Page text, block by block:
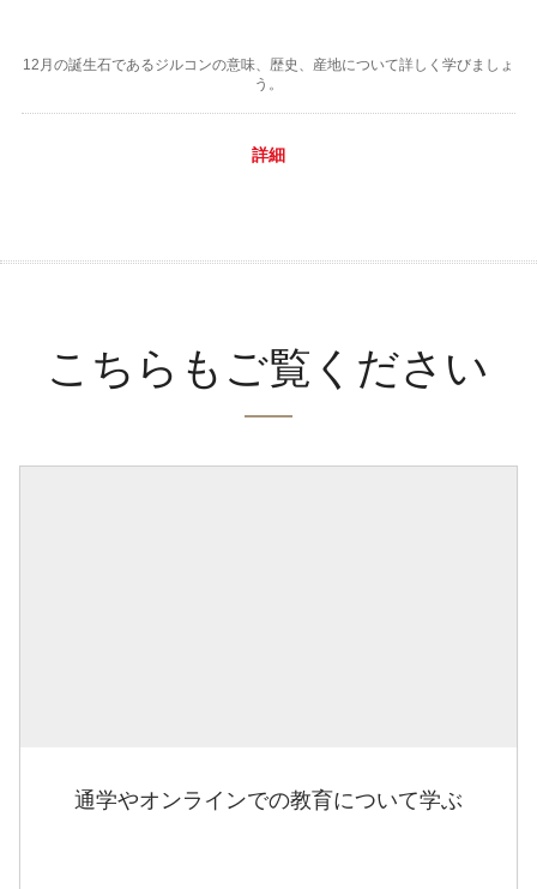
12月の誕生石であるジルコンの意味、歴史、産地について詳しく学びましょ
う。
詳細
こちらもご覧ください
通学やオンラインでの教育について学ぶ